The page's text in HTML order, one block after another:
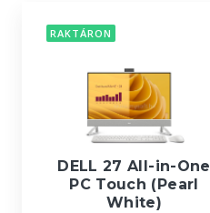
RAKTÁRON
DELL 27 All-in-One
PC Touch (Pearl
White)